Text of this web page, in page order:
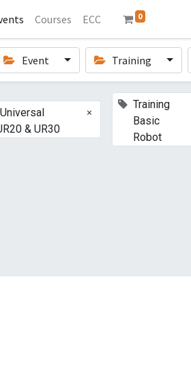
Courses ECC 0
Event Training
& UR30
×
Training
Basic
Robot